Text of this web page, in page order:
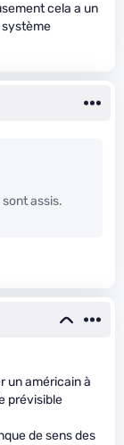
cela a un
assis.
un américain à
prévisible
de sens des